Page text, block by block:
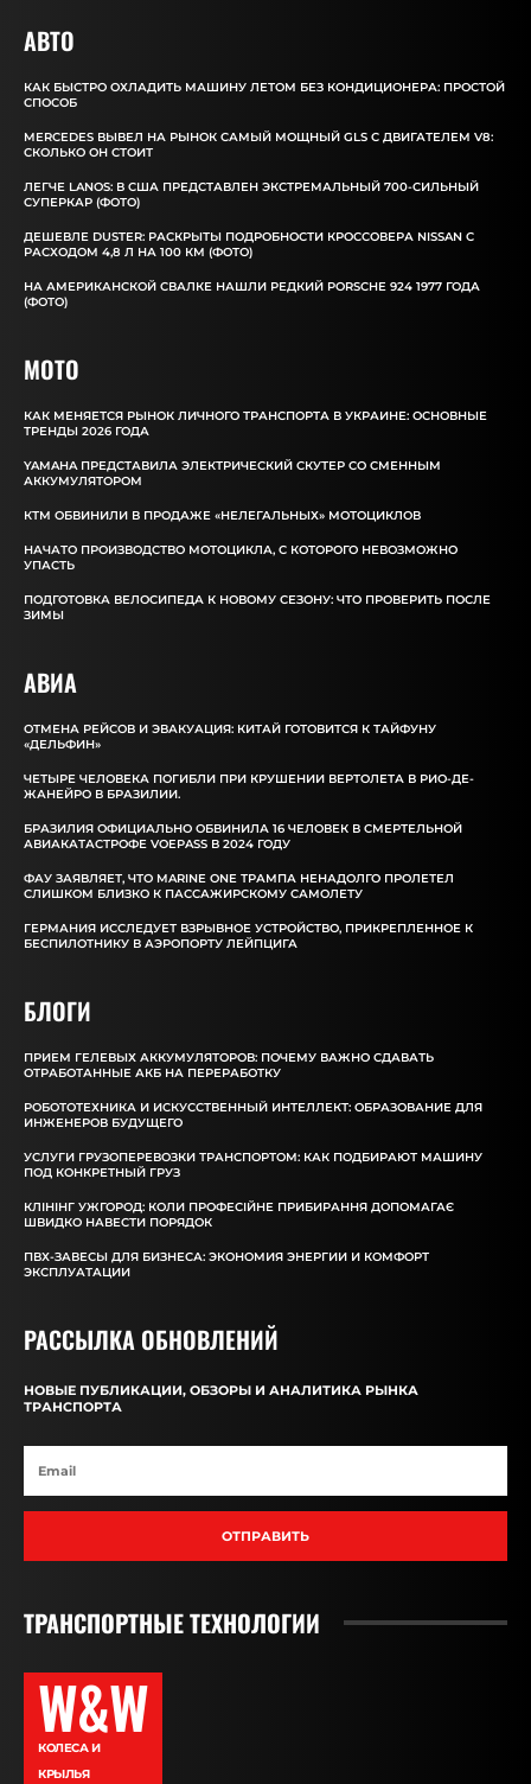
АВТО
КАК БЫСТРО ОХЛАДИТЬ МАШИНУ ЛЕТОМ БЕЗ КОНДИЦИОНЕРА: ПРОСТОЙ
СПОСОБ
MERCEDES ВЫВЕЛ НА РЫНОК САМЫЙ МОЩНЫЙ GLS С ДВИГАТЕЛЕМ V8:
СКОЛЬКО ОН СТОИТ
ЛЕГЧЕ LANOS: В США ПРЕДСТАВЛЕН ЭКСТРЕМАЛЬНЫЙ 700-СИЛЬНЫЙ
СУПЕРКАР (ФОТО)
ДЕШЕВЛЕ DUSTER: РАСКРЫТЫ ПОДРОБНОСТИ КРОССОВЕРА NISSAN С
РАСХОДОМ 4,8 Л НА 100 КМ (ФОТО)
НА АМЕРИКАНСКОЙ СВАЛКЕ НАШЛИ РЕДКИЙ PORSCHE 924 1977 ГОДА
(ФОТО)
MOTO
КАК МЕНЯЕТСЯ РЫНОК ЛИЧНОГО ТРАНСПОРТА В УКРАИНЕ: ОСНОВНЫЕ
ТРЕНДЫ 2026 ГОДА
YAMAHA ПРЕДСТАВИЛА ЭЛЕКТРИЧЕСКИЙ СКУТЕР СО СМЕННЫМ
АККУМУЛЯТОРОМ
КТМ ОБВИНИЛИ В ПРОДАЖЕ «НЕЛЕГАЛЬНЫХ» МОТОЦИКЛОВ
НАЧАТО ПРОИЗВОДСТВО МОТОЦИКЛА, С КОТОРОГО НЕВОЗМОЖНО
УПАСТЬ
ПОДГОТОВКА ВЕЛОСИПЕДА К НОВОМУ СЕЗОНУ: ЧТО ПРОВЕРИТЬ ПОСЛЕ
ЗИМЫ
АВИА
ОТМЕНА РЕЙСОВ И ЭВАКУАЦИЯ: КИТАЙ ГОТОВИТСЯ К ТАЙФУНУ
«ДЕЛЬФИН»
ЧЕТЫРЕ ЧЕЛОВЕКА ПОГИБЛИ ПРИ КРУШЕНИИ ВЕРТОЛЕТА В РИО-ДЕ-
ЖАНЕЙРО В БРАЗИЛИИ.
БРАЗИЛИЯ ОФИЦИАЛЬНО ОБВИНИЛА 16 ЧЕЛОВЕК В СМЕРТЕЛЬНОЙ
АВИАКАТАСТРОФЕ VOEPASS В 2024 ГОДУ
ФАУ ЗАЯВЛЯЕТ, ЧТО MARINE ONE ТРАМПА НЕНАДОЛГО ПРОЛЕТЕЛ
СЛИШКОМ БЛИЗКО К ПАССАЖИРСКОМУ САМОЛЕТУ
ГЕРМАНИЯ ИССЛЕДУЕТ ВЗРЫВНОЕ УСТРОЙСТВО, ПРИКРЕПЛЕННОЕ К
БЕСПИЛОТНИКУ В АЭРОПОРТУ ЛЕЙПЦИГА
БЛОГИ
ПРИЕМ ГЕЛЕВЫХ АККУМУЛЯТОРОВ: ПОЧЕМУ ВАЖНО СДАВАТЬ
ОТРАБОТАННЫЕ АКБ НА ПЕРЕРАБОТКУ
РОБОТОТЕХНИКА И ИСКУССТВЕННЫЙ ИНТЕЛЛЕКТ: ОБРАЗОВАНИЕ ДЛЯ
ИНЖЕНЕРОВ БУДУЩЕГО
УСЛУГИ ГРУЗОПЕРЕВОЗКИ ТРАНСПОРТОМ: КАК ПОДБИРАЮТ МАШИНУ
ПОД КОНКРЕТНЫЙ ГРУЗ
КЛІНІНГ УЖГОРОД: КОЛИ ПРОФЕСІЙНЕ ПРИБИРАННЯ ДОПОМАГАЄ
ШВИДКО НАВЕСТИ ПОРЯДОК
ПВХ-ЗАВЕСЫ ДЛЯ БИЗНЕСА: ЭКОНОМИЯ ЭНЕРГИИ И КОМФОРТ
ЭКСПЛУАТАЦИИ
РАССЫЛКА ОБНОВЛЕНИЙ
НОВЫЕ ПУБЛИКАЦИИ, ОБЗОРЫ И АНАЛИТИКА РЫНКА
ТРАНСПОРТА
ОТПРАВИТЬ
ТРАНСПОРТНЫЕ ТЕХНОЛОГИИ
W&W
КОЛЕСА И
КРЫЛЬЯ